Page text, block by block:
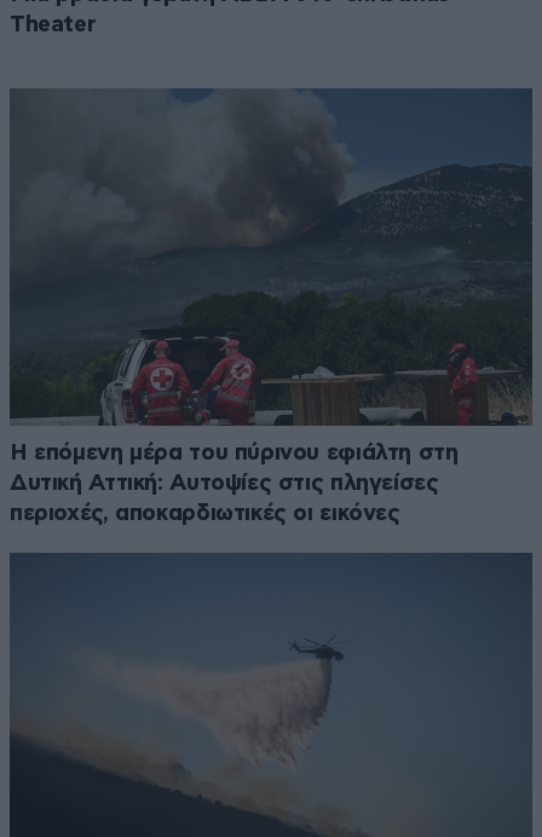
Theater
Η επόμενη μέρα του πύρινου εφιάλτη στη
Δυτική Αττική: Αυτοψίες στις πληγείσες
περιοχές, αποκαρδιωτικές οι εικόνες